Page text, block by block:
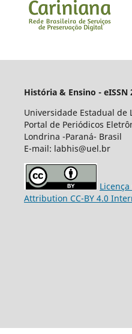
História & Ensino - eISSN
Universidade Estadual de
Portal de Periódicos
Londrina -Paraná- Brasil
E-mail: labhis@uel.br
Attribution CC-BY 4.0